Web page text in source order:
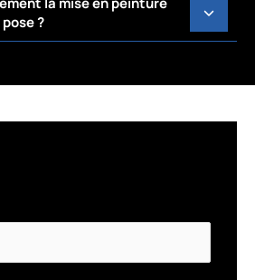
?